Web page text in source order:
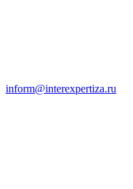
inform@interexpertiza.ru